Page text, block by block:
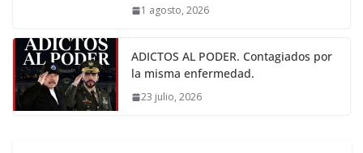
1 agosto, 2026
ADICTOS AL PODER. Contagiados por
la misma enfermedad.
23 julio, 2026